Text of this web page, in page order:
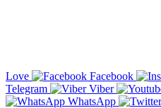
Love
Facebook
Telegram
Viber
WhatsApp